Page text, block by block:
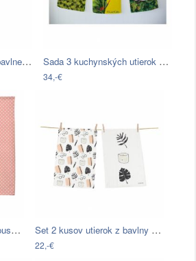
Sada 3 svetlomodrých bavlnených utierok… Sada 3 kuchynských utierok Madre Selva…
34,-€
Sada 3 utierok Premier Housewares… Set 2 kusov utierok z bavlny Butter…
22,-€